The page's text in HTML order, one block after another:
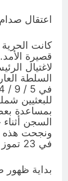
اعتقال
قصيرة
لاغتيال
السلطة
للبعثيين
بمساعدة
السجن
ونجحت هذه
في 23 تموز العام 1966.
بداية